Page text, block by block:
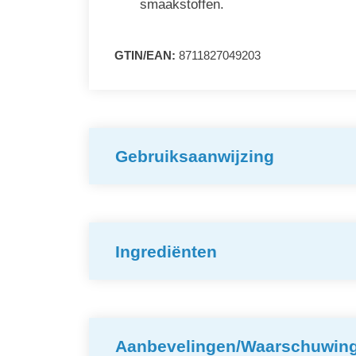
smaakstoffen.
GTIN/EAN: 8711827049203
Gebruiksaanwijzing
Ingrediënten
Aanbevelingen/